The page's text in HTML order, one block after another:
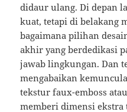
didaur ulang. Di depan
kuat, tetapi di belakang
bagaimana pilihan
akhir yang berdedikasi
jawab lingkungan. Dan
mengabaikan
tekstur faux-emboss
memberi dimensi ekstra